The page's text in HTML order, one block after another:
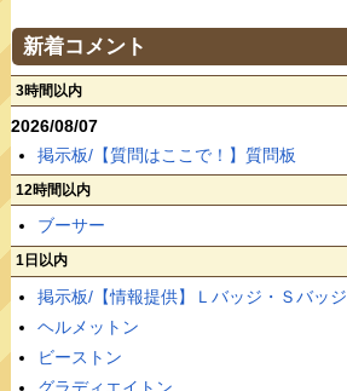
新着コメント
3時間以内
2026/08/07
掲示板/【質問はここで！】質問板
12時間以内
ブーサー
1日以内
掲示板/【情報提供】Ｌバッジ・Ｓバッジ
ヘルメットン
ビーストン